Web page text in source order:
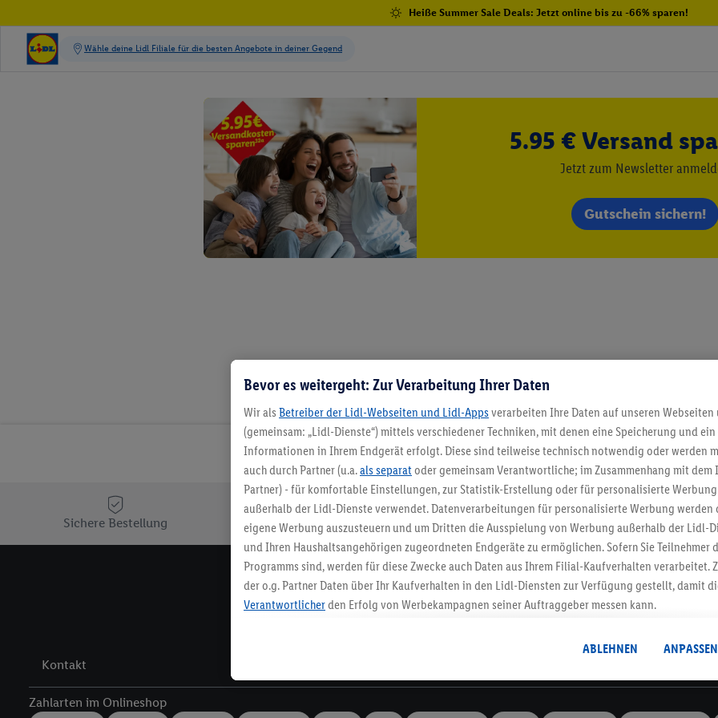
Heiße Summer Sale Deals: Jetzt online bis zu -66% sparen!
5.95 € Versand
Jetzt zum Newsletter
Gutschein sichern!
Lidl-Newsletter
Sichere Bestellung Kostenlose Retoure Rückgabefrist von
Newsletter
Melde dich zum Lidl Newsletter an & sichere dir dein
Kontakt
Zahlarten im Onlineshop
Bevor es weitergeht: Zur Verarbeitung Ihrer Daten
Wir als Betreiber der Lidl-Webseiten und Lidl-Apps verarbeiten Ihre Daten auf unseren Webseiten
(gemeinsam: „Lidl-Dienste“) mittels verschiedener Techniken, mit denen eine Speicherung und
Informationen in Ihrem Endgerät erfolgt. Diese sind teilweise technisch notwendig oder werden
auch durch Partner (u.a.als separat oder gemeinsam Verantwortliche; im Zusammenhang mit dem
Partner) - für komfortable Einstellungen, zur Statistik-Erstellung oder für personalisierte
außerhalb der Lidl-Dienste verwendet. Datenverarbeitungen für personalisierte Werbung werden
eigene Werbung auszusteuern und um Dritten die Ausspielung von Werbung außerhalb der Lidl-
und Ihren Haushaltsangehörigen zugeordneten Endgeräte zu ermöglichen. Sofern Sie Teilnehmer
Programms sind, werden für diese Zwecke auch Daten aus Ihrem Filial-Kaufverhalten verarbeitet.
der o.g. Partner Daten über Ihr Kaufverhalten in den Lidl-Diensten zur Verfügung gestellt, damit
Verantwortlicherden Erfolg von Werbekampagnen seiner Auftraggeber messen kann.
angereicherten Profilen. Dies umfasst die Zusammenführung von Daten (z.B. über Ihre Nutzung
Kaufverhalten in den Lidl-Diensten, Informationen aus Ihrem Kundenkonto - z.B. Alter oder
genauen Standortdaten) auch über verschiedene Endgeräte und Lidl-Dienste hinweg
ABLEHNEN ANPASSEN